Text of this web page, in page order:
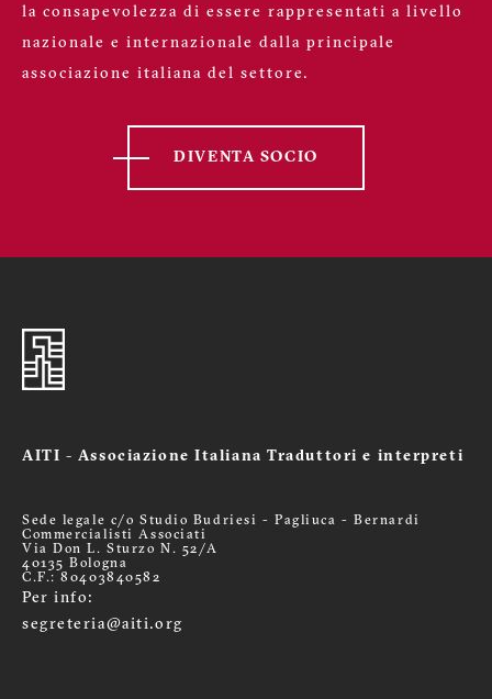
la consapevolezza di essere rappresentati a livello
nazionale e internazionale dalla principale
associazione italiana del settore.
DIVENTA SOCIO
AITI - Associazione Italiana Traduttori e interpreti
Sede legale c/o Studio Budriesi - Pagliuca - Bernardi
Commercialisti Associati
Via Don L. Sturzo N. 52/A
40135 Bologna
C.F.: 80403840582
Per info:
segreteria@aiti.org